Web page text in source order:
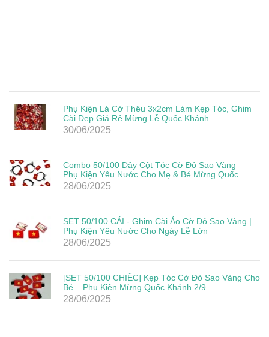
Phụ Kiện Lá Cờ Thêu 3x2cm Làm Kẹp Tóc, Ghim
Cài Đẹp Giá Rẻ Mừng Lễ Quốc Khánh
30/06/2025
Combo 50/100 Dây Cột Tóc Cờ Đỏ Sao Vàng –
Phụ Kiện Yêu Nước Cho Mẹ & Bé Mừng Quốc
Khánh 2/9
28/06/2025
SET 50/100 CÁI - Ghim Cài Áo Cờ Đỏ Sao Vàng |
Phụ Kiện Yêu Nước Cho Ngày Lễ Lớn
28/06/2025
[SET 50/100 CHIẾC] Kẹp Tóc Cờ Đỏ Sao Vàng Cho
Bé – Phụ Kiện Mừng Quốc Khánh 2/9
28/06/2025